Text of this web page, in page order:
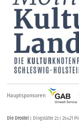
Hauptsponsoren
Die Drostei | Dingstätte 23 | 25421